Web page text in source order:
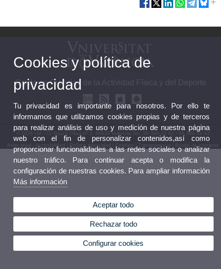
Grado en Ciencias de la Actividad Física y del Deporte
© 2026 UV. - C/ Gascó Oliag nº 3, 46010 Valencia.Tel.: 96 386 43 62 / 96 386 43 43
Aviso legal Accesibilidad Política privacidad Cookies Transparencia Buzón de contacto
Cookies y política de
privacidad
Tu privacidad es importante para nosotros. Por ello te
informamos que utilizamos cookies propias y de terceros
para realizar análisis de uso y medición de nuestra página
web con el fin de personalizar contenidos,así como
proporcionar funcionalidades a las redes sociales o analizar
nuestro tráfico. Para continuar acepta o modifica la
configuración de nuestras cookies. Para ampliar información
Más información
Aceptar todo
Rechazar todo
Configurar cookies